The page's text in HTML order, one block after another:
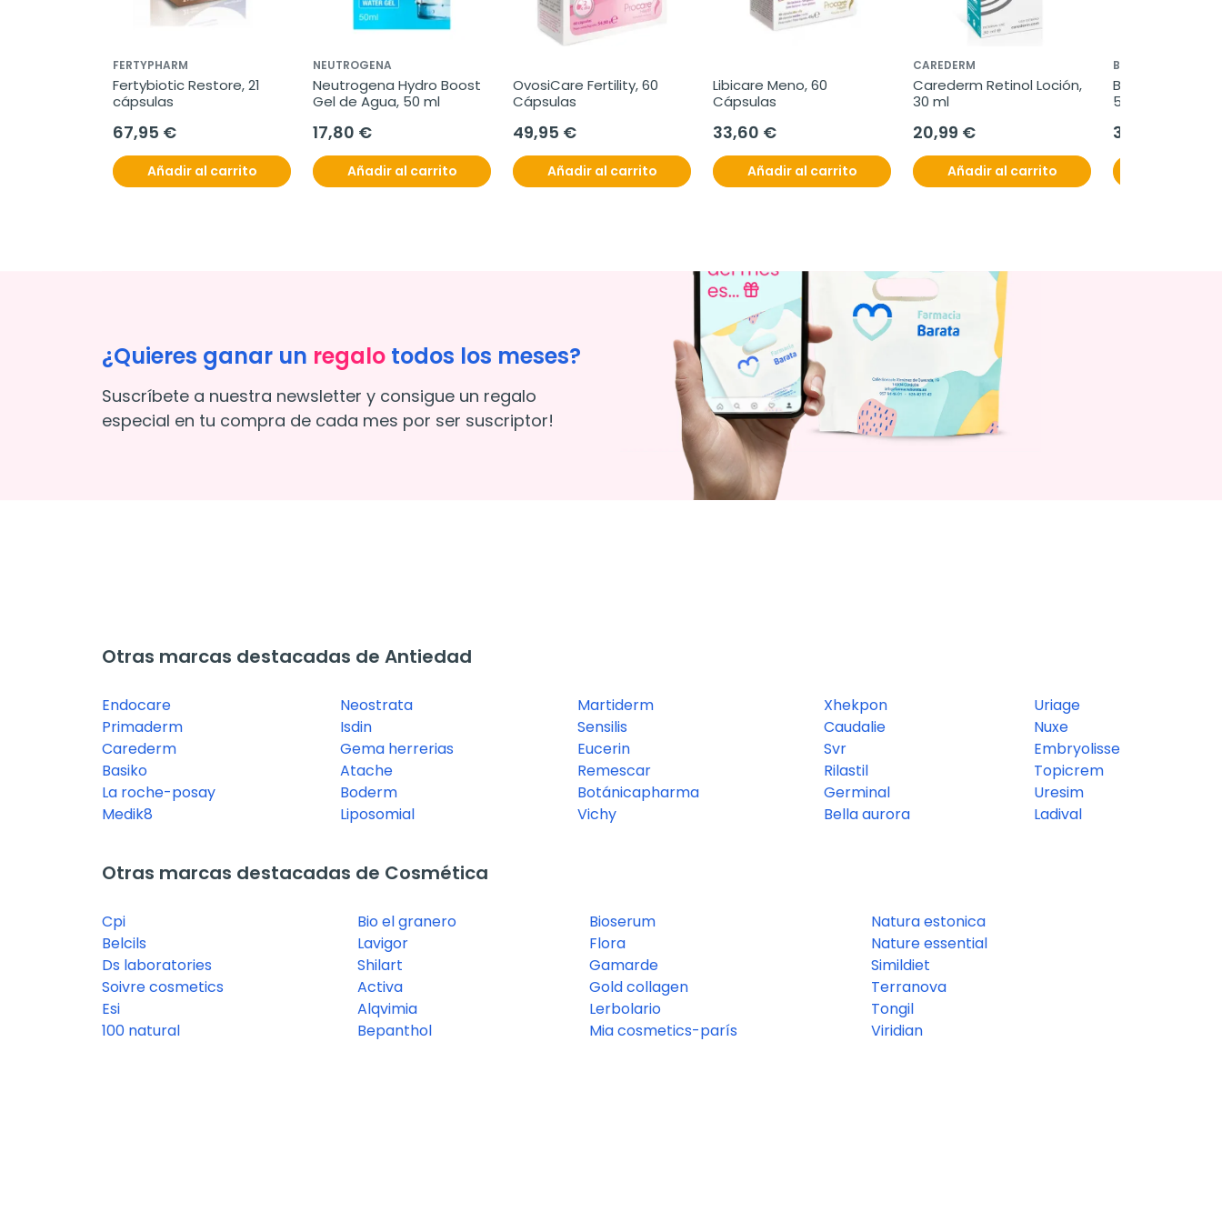
FERTYPHARM
Fertybiotic Restore, 21
cápsulas
67,95 €
Añadir al carrito
NEUTROGENA
Neutrogena Hydro Boost
Gel de Agua, 50 ml
17,80 €
Añadir al carrito
OvosiCare Fertility, 60
Cápsulas
49,95 €
Añadir al carrito
Libicare Meno, 60
Cápsulas
33,60 €
Añadir al carrito
CAREDERM
Carederm Retinol Loción,
30 ml
20,99 €
Añadir al carrito
BASIKO
Basiko Fluido
50 ml
31,90 €
¿Quieres ganar un regalo todos los meses?
Suscríbete a nuestra newsletter y consigue un regalo
especial en tu compra de cada mes por ser suscriptor!
Otras marcas destacadas de Antiedad
Endocare
Primaderm
Carederm
Basiko
La roche-posay
Medik8
Neostrata
Isdin
Gema herrerias
Atache
Boderm
Liposomial
Martiderm
Sensilis
Eucerin
Remescar
Botánicapharma
Vichy
Xhekpon
Caudalie
Svr
Rilastil
Germinal
Bella aurora
Uriage
Nuxe
Embryolisse
Topicrem
Uresim
Ladival
Otras marcas destacadas de Cosmética
Cpi
Belcils
Ds laboratories
Soivre cosmetics
Esi
100 natural
Bio el granero
Lavigor
Shilart
Activa
Alqvimia
Bepanthol
Bioserum
Flora
Gamarde
Gold collagen
Lerbolario
Mia cosmetics-parís
Natura estonica
Nature essential
Simildiet
Terranova
Tongil
Viridian